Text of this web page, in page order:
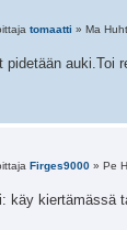
tomaatti » Ma
pidetään auki.Toi
Firges9000» Pe
käy kiertämässä